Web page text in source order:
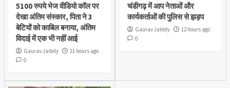
5100 रुपये भेज वीडियो कॉल पर
देखा अंतिम संस्कार, पिता ने 3
बेटियों को काबिल बनाया, अंतिम
विदाई में एक भी नहीं आई
Gaurav Jaitely
11 hours ago
0
चंडीगढ़ में आप नेताओं और
कार्यकर्ताओं की पुलिस से झड़प
Gaurav Jaitely
12 hours ago
0